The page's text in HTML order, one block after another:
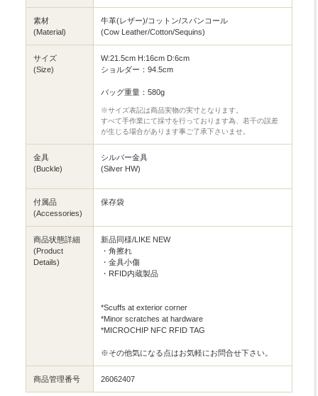
素材
(Material)
牛革(レザー)/コットン/スパンコール
(Cow Leather/Cotton/Sequins)
サイズ
(Size)
W:21.5cm H:16cm D:6cm
ショルダー：94.5cm
バッグ重量：580g
※サイズ表記は商品実物の実寸となります。
すべて手作業にて採寸を行っております為、若干の誤差
が生じる場合があります事ご了承下さいませ。
金具
(Buckle)
シルバー金具
(Silver HW)
付属品
(Accessories)
保存袋
商品状態詳細
(Product
Details)
新品同様/LIKE NEW
・角擦れ
・金具小傷
・RFID内蔵製品
*Scuffs at exterior corner
*Minor scratches at hardware
*MICROCHIP NFC RFID TAG
※その他気になる点はお気軽にお問合せ下さい。
商品管理番号 26062407